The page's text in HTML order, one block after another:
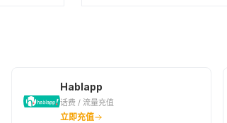
Hablapp
话费 / 流量充值
立即充值